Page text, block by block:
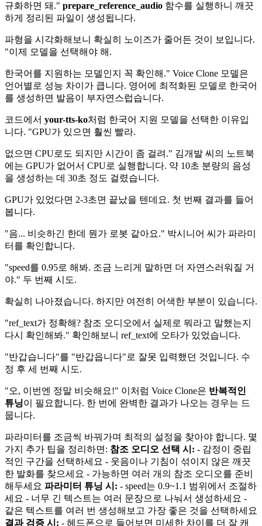
규화하면 돼." prepare_reference_audio 함수를 실행하니 깨끗
하게 정리된 파일이 생성됩니다.
파형을 시각화해보니 확실히 노이즈가 줄어든 것이 보입니다.
"이제 모델을 선택해야 해.
한국어를 지원하는 모델인지 꼭 확인해." Voice Clone 모델은
언어별로 성능 차이가 큽니다. 영어에 최적화된 모델로 한국어
를 생성하면 발음이 부자연스럽습니다.
코드에서 your-tts-ko처럼 한국어 지원 모델을 선택한 이유입
니다. "GPU가 있으면 훨씬 빨라.
없으면 CPU로도 되지만 시간이 좀 걸려." 김개발 씨의 노트북
에는 GPU가 없어서 CPU로 실행합니다. 약 10초 분량의 음성
을 생성하는 데 30초 정도 걸렸습니다.
GPU가 있었다면 2-3초면 끝났을 텐데요. 첫 번째 결과를 들어
봅니다.
"음... 비슷하긴 한데 뭔가 로봇 같아요." 박시니어 씨가 파라미
터를 확인합니다.
"speed를 0.95로 해봐. 조금 느리게 말하면 더 자연스러워질 거
야." 두 번째 시도.
확실히 나아졌습니다. 하지만 여전히 어색한 부분이 있습니다.
"ref_text가 정확해? 참조 오디오에서 실제로 뭐라고 말했는지
다시 확인해봐." 확인해보니 ref_text에 오타가 있었습니다.
"반갑습니다"를 "반갑읍니다"로 잘못 입력했던 것입니다. 수
정 후 세 번째 시도.
"오, 이번엔 정말 비슷해요!" 이처럼 Voice Clone은 반복적인
튜닝이 필요합니다. 한 번에 완벽한 결과가 나오는 경우는 드
뭅니다.
파라미터를 조금씩 바꿔가며 최적의 설정을 찾아야 합니다. 몇
가지 추가 팁을 정리하면: 참조 오디오 선택 시: - 감정이 중립
적인 구간을 선택하세요 - 웃음이나 기침이 섞이지 않은 깨끗
한 발화를 찾으세요 - 가능하면 여러 개의 참조 오디오를 준비
해두세요 파라미터 튜닝 시: - speed는 0.9~1.1 범위에서 조절하
세요 - 너무 긴 텍스트는 여러 문장으로 나눠서 생성하세요 -
같은 텍스트를 여러 번 생성해보고 가장 좋은 것을 선택하세요
결과 검증 시: - 헤드폰으로 들어보면 미세한 차이를 더 잘 캐